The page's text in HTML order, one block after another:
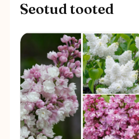
Seotud tooted